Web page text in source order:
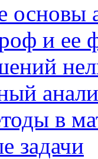
и ее
в
задачи